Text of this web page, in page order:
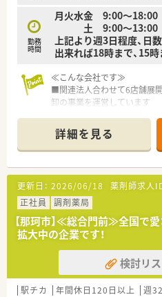
勤務
時間
月火水金 9:00～18:00
土 9:00～13:00
上記より週3日程度、日
出来れば18時まで、15
≪こんな会社です≫
■関連法人合わせて6店舗展
卸の事業を運営しています
■離職率が低く、定年後も働
です
■有給取得推奨、社員満足度
≪こんな店舗です≫
■3年前ににオープンした薬局
でスタートした経緯があります
■呼吸器内科、老人ホーム、
方も対応しています。患者様
■門前のうちの1つが12時ま
出ることが多いです。また
■薬剤師は正社員2名と、パ
しいお人柄の方々です
詳細を見る
更新日： 2026/06/18 薬剤師求人ID
正社員
調剤薬局
【那珂市】≪総合門前≫全国で愛
拡大中の企業です！
検討リ
駅チカ 年間休日120日以上 週